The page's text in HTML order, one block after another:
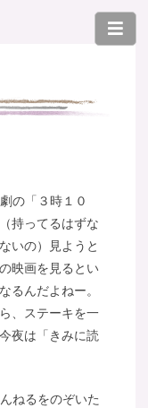
の「３時１０
持ってるはずな
いの）見ようと
映画を見るとい
るんだよねー。
、ステーキを一
夜は「きみに読
ねるをのぞいた